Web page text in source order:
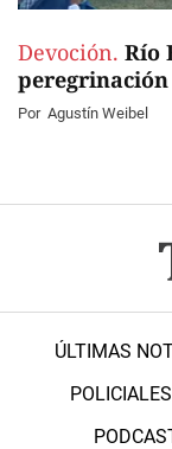
Devoción. Río
Por Agustín Weibel
ÚLTIMAS
POLICIALES